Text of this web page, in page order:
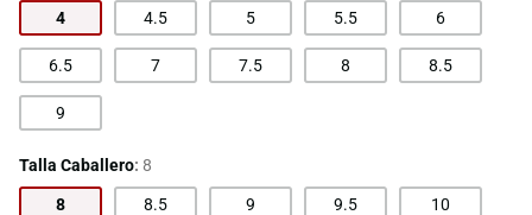
4 4.5 5 5.5 6
6.5 7 7.5 8 8.5
9
Talla Caballero 8
8 8.5 9 9.5 10